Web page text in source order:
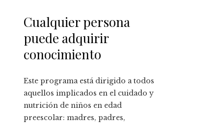
Cualquier persona
puede adquirir
conocimiento
Este programa está dirigido a todos
aquellos implicados en el cuidado y
nutrición de niños en edad
preescolar: madres, padres,